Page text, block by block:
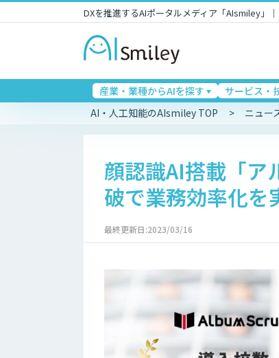
DXを推進するAIポータルメディア「AIsmiley」
産業・業種からAIを探す サービス・
AI・人工知能のAIsmiley TOP ニュー
顔認識AI搭載「ア
破で業務効率化を
最終更新日:2023/03/16